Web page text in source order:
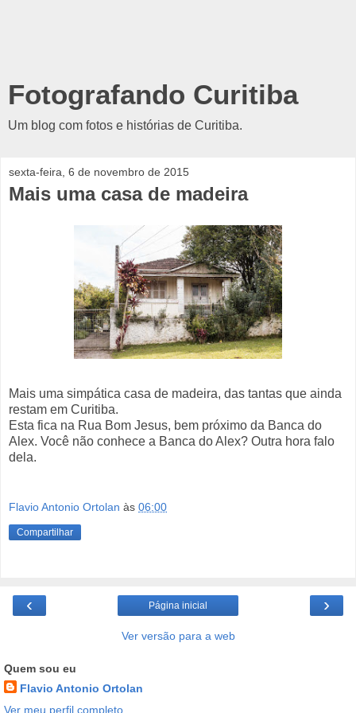
Fotografando Curitiba
Um blog com fotos e histórias de Curitiba.
sexta-feira, 6 de novembro de 2015
Mais uma casa de madeira
Mais uma simpática casa de madeira, das tantas que ainda
restam em Curitiba.
Esta fica na Rua Bom Jesus, bem próximo da Banca do
Alex. Você não conhece a Banca do Alex? Outra hora falo
dela.
Flavio Antonio Ortolan às 06:00
Compartilhar
‹ ›
Página inicial
Ver versão para a web
Quem sou eu
Flavio Antonio Ortolan
Ver meu perfil completo